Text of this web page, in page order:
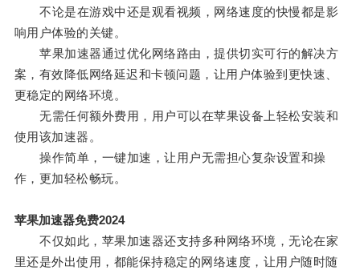
不论是在游戏中还是观看视频，网络速度的快慢都是影
响用户体验的关键。
苹果加速器通过优化网络路由，提供切实可行的解决方
案，有效降低网络延迟和卡顿问题，让用户体验到更快速、
更稳定的网络环境。
无需任何额外费用，用户可以在苹果设备上轻松安装和
使用该加速器。
操作简单，一键加速，让用户无需担心复杂设置和操
作，更加轻松畅玩。
苹果加速器免费2024
不仅如此，苹果加速器还支持多种网络环境，无论在家
里还是外出使用，都能保持稳定的网络速度，让用户随时随